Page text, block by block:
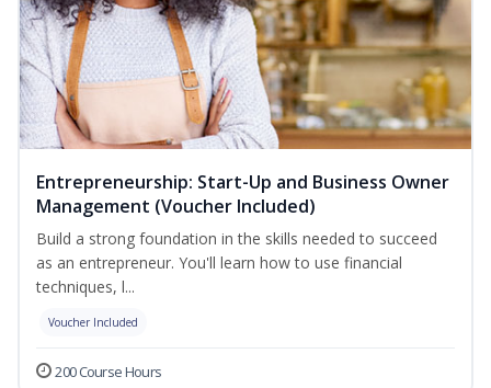
Entrepreneurship: Start-Up and Business Owner
Management (Voucher Included)
Build a strong foundation in the skills needed to succeed
as an entrepreneur. You'll learn how to use financial
techniques, l...
Voucher Included
200 Course Hours